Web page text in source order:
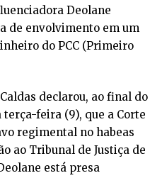
Deolane
de envolvimento em um
do PCC (Primeiro
declarou, ao final do
feira (9), que a Corte
regimental no habeas
ao Tribunal de Justiça de
está presa